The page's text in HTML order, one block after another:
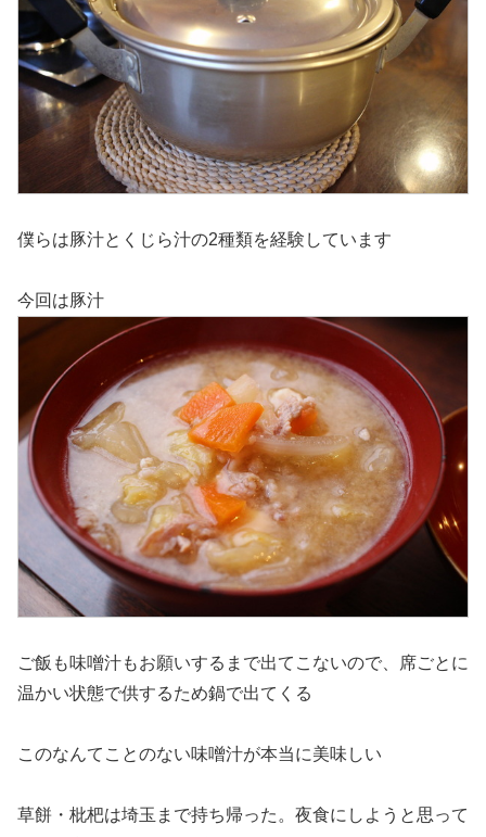
僕らは豚汁とくじら汁の2種類を経験しています
今回は豚汁
ご飯も味噌汁もお願いするまで出てこないので、席ごとに
温かい状態で供するため鍋で出てくる
このなんてことのない味噌汁が本当に美味しい
草餅・枇杷は埼玉まで持ち帰った。夜食にしようと思って